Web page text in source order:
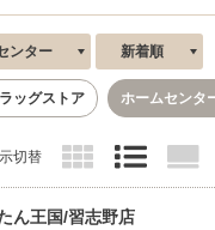
ンター 新着順
ラッグストア ホームセンタ
切替
ん王国/習志野店